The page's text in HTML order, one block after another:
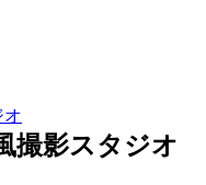
撮影スタジオ